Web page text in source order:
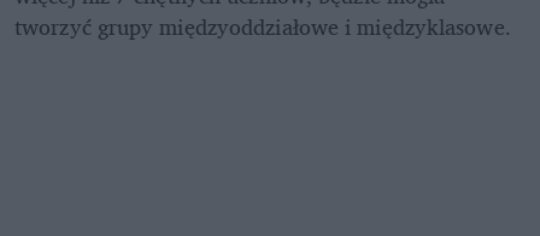
tworzyć grupy międzyoddziałowe i międzyklasowe.